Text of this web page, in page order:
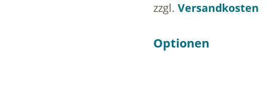
zzgl. Versandkosten
Optionen